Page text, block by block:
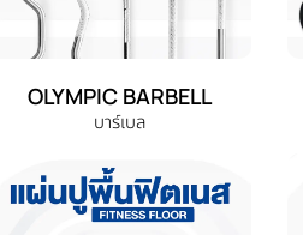
OLYMPIC BARBELL
บาร์เบล